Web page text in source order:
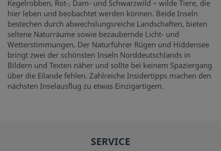
Kegelrobben, Rot-, Dam- und Schwarzwild – wilde Tiere, die
hier leben und beobachtet werden können. Beide Inseln
bestechen durch abwechslungsreiche Landschaften, bieten
seltene Naturräume sowie bezaubernde Licht- und
Wetterstimmungen. Der Naturführer Rügen und Hiddensee
bringt zwei der schönsten Inseln Norddeutschlands in
Bildern und Texten näher und sollte bei keinem Spaziergang
über die Eilande fehlen. Zahlreiche Insidertipps machen den
nächsten Inselausflug zu etwas Einzigartigem.
SERVICE